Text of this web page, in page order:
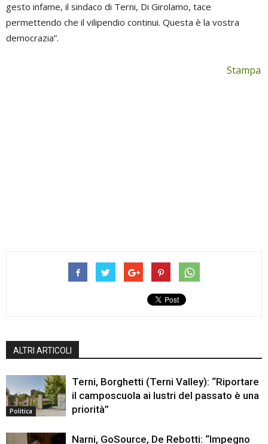
gesto infame, il sindaco di Terni, Di Girolamo, tace
permettendo che il vilipendio continui. Questa è la vostra
democrazia”.
Stampa
ALTRI ARTICOLI
Politica
Terni, Borghetti (Terni Valley): “Riportare
il camposcuola ai lustri del passato è una
priorità”
Narni, GoSource, De Rebotti: “Impegno